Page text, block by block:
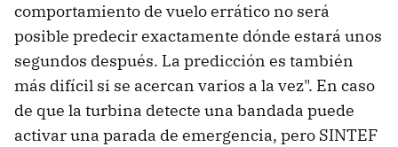
comportamiento de vuelo errático no será
posible predecir exactamente dónde estará unos
segundos después. La predicción es también
más difícil si se acercan varios a la vez". En caso
de que la turbina detecte una bandada puede
activar una parada de emergencia, pero SINTEF